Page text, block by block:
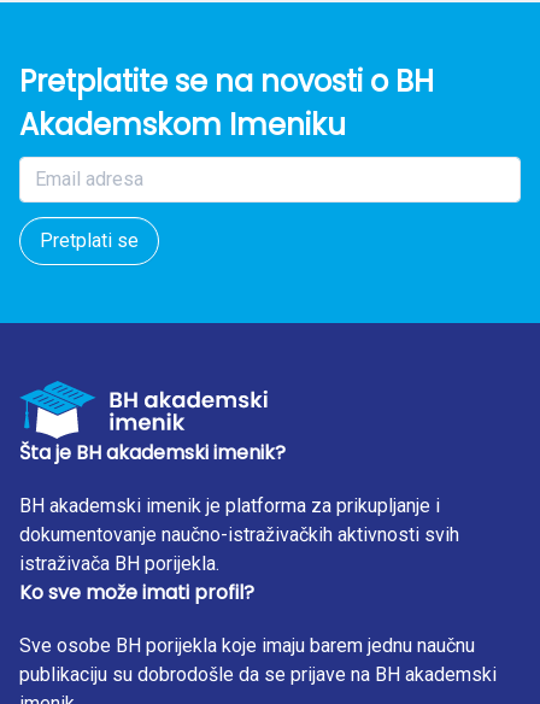
Pretplatite se na novosti o BH
Akademskom Imeniku
Pretplati se
Šta je BH akademski imenik?
BH akademski imenik je platforma za prikupljanje i
dokumentovanje naučno-istraživačkih aktivnosti svih
istraživača BH porijekla.
Ko sve može imati profil?
Sve osobe BH porijekla koje imaju barem jednu naučnu
publikaciju su dobrodošle da se prijave na BH akademski